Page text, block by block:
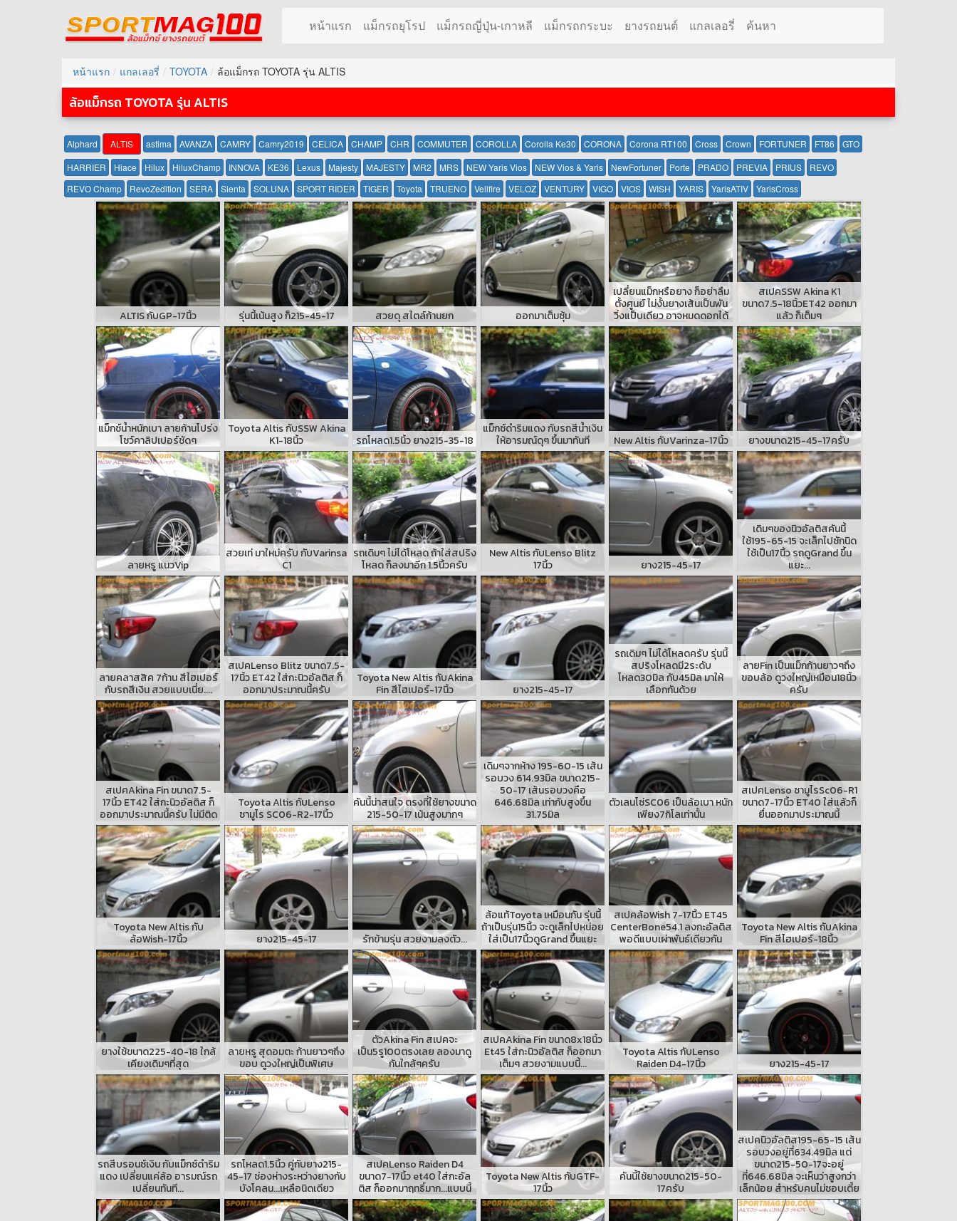
หน้าแรก แม็กรถยุโรป แม็กรถญี่ปุ่น-เกาหลี แม็กรถกระบะ ยางรถยนต์ แกลเลอรี่ ค้นหา
หน้าแรก แกลเลอรี่ TOYOTA ล้อแม็กรถ TOYOTA รุ่น ALTIS
ล้อแม็กรถ TOYOTA รุ่น ALTIS
Alphard ALTIS astima AVANZA CAMRY Camry2019 CELICA CHAMP CHR COMMUTER COROLLA Corolla Ke30 CORONA Corona RT100 Cross Crown FORTUNER FT86
GTO
HARRIER
Hiace Hilux HiluxChamp INNOVA KE36 Lexus Majesty MAJESTY MR2 MRS NEW Yaris Vios NEW Vios & Yaris NewFortuner Porte PRADO PREVIA PRIUS
REVO
REVO Champ
RevoZedition SERA Sienta SOLUNA SPORT RIDER TIGER Toyota TRUENO Vellfire VELOZ VENTURY VIGO VIOS WISH YARIS YarisATIV YarisCross
ALTIS กับGP-17นิ้ว รุ่นนี้เน้นสูง ก็215-45-17 สวยดุ สไตล์ก้านยก ออกมาเต็มซุ้ม
เปลี่ยนแม็กหรือยาง ก็อย่าลืม
ตั้งศูนย์ ไม่งั้นยางเส้นเป็นพัน
วิ่งแป็บเดียว อาจหมดดอกได้
สเปคSSW Akina K1
ขนาด7.5-18นิ้วET42 ออกมา
แล้ว ก็เต็มๆ
แม็กซ์น้ำหนักเบา ลายก้านโปร่ง
โชว์คาลิปเปอร์ชัดๆ
Toyota Altis กับSSW Akina
K1-18นิ้ว
รถโหลด1.5นิ้ว ยาง215-35-18
แม็กซ์ดำริมแดง กับรถสีน้ำเงิน
ให้อารมณ์ดุๆ ขึ้นมาทันที
New Altis กับVarinza-17นิ้ว ยางขนาด215-45-17ครับ
ลายหรู แนวVip
สวยเท่ มาใหม่ครับ กับVarinsa
C1
รถเดิมๆ ไม่ได้โหลด ถ้าใส่สปริง
โหลด ก็ลงมาอีก 1.5นิ้วครับ
New Altis กับLenso Blitz
17นิ้ว
ยาง215-45-17
เดิมๆของนิวอัลติสคันนี้
ใช้195-65-15 จะเล็กไปซักนิด
ใช้เป็น17นิ้ว รถดูGrand ขึ้น
แยะ...
ลายคลาสสิค 7ก้าน สีไฮเปอร์
กับรถสีเงิน สวยแบบเนี่ย....
สเปคLenso Blitz ขนาด7.5-
17นิ้ว ET42 ใส่กะนิวอัลติส ก็
ออกมาประมาณนี้ครับ
Toyota New Altis กับAkina
Fin สีไฮเปอร์-17นิ้ว
ยาง215-45-17
รถเดิมๆ ไม่ได้โหลดครับ รุ่นนี้
สปริงโหลดมี2ระดับ
โหลด30มิล กับ45มิล มาให้
เลือกกันด้วย
ลายFin เป็นแม็กก้านยาวๆถึง
ขอบล้อ ดูวงใหญ่เหมือน18นิ้ว
ครับ
สเปคAkina Fin ขนาด7.5-
17นิ้ว ET42 ใส่กะนิวอัลติส ก็
ออกมาประมาณนี้ครับ ไม่มีติด
Toyota Altis กับLenso
ซามูไร SC06-R2-17นิ้ว
คันนี้น่าสนใจ ตรงที่ใช้ยางขนาด
215-50-17 เน้นสูงมากๆ
เดิมๆจากห้าง 195-60-15 เส้น
รอบวง 614.93มิล ขนาด215-
50-17 เส้นรอบวงคือ
646.68มิล เท่ากับสูงขึ้น
31.75มิล
ตัวเลนโซ่SC06 เป็นล้อเบา หนัก
เพียง7กิโลเท่านั้น
สเปคLenso ซามูไรSc06-R1
ขนาด7-17นิ้ว ET40 ใส่แล้วก็
ยื่นออกมาประมาณนี้
Toyota New Altis กับ
ล้อWish-17นิ้ว
ยาง215-45-17 รักข้ามรุ่น สวยงามลงตัว...
ล้อแท้Toyota เหมือนกัน รุ่นนี้
ถ้าเป็นรุ่น15นิ้ว จะดูเล็กไปหน่อย
ใส่เป็น17นิ้วดูGrand ขึ้นแยะ
สเปคล้อWish 7-17นิ้ว ET45
CenterBone54.1 ลงกะอัลติส
พอดีแบบเผ่าพันธ์เดียวกัน
Toyota New Altis กับAkina
Fin สีไฮเปอร์-18นิ้ว
ยางใช้ขนาด225-40-18 ใกล้
เคียงเดิมๆที่สุด
ลายหรู สุดอมตะ ก้านยาวๆถึง
ขอบ ดูวงใหญ่เป็นพิเศษ
ตัวAkina Fin สเปคจะ
เป็น5รู100ตรงเลย ลองมาดู
กันใกล้ๆครับ
สเปคAkina Fin ขนาด8x18นิ้ว
Et45 ใส่กะนิวอัลติส ก็ออกมา
เต็มๆ สวยงามแบบนี้...
Toyota Altis กับLenso
Raiden D4-17นิ้ว
ยาง215-45-17
รถสีบรอนซ์เงิน กับแม็กซ์ดำริม
แดง เปลี่ยนแค่ล้อ อารมณ์รถ
เปลี่ยนทันที...
รถโหลด1.5นิ้ว คู่กับยาง215-
45-17 ช่องห่างระหว่างยางกับ
บังโคลน...เหลือนิดเดียว
สเปคLenso Raiden D4
ขนาด7-17นิ้ว et40 ใส่กะอัล
ติส ก็ออกมาฤทธิ์มาก...แบบนี้
Toyota New Altis กับGTF-
17นิ้ว
คันนี้ใช้ยางขนาด215-50-
17ครับ
สเปคนิวอัลติส195-65-15 เส้น
รอบวงอยู่ที่634.49มิล แต่
ขนาด215-50-17จะอยู่
ที่646.68มิล จะเห็นว่าสูงกว่า
เล็กน้อย สำหรับคนไม่ชอบเตี้ย